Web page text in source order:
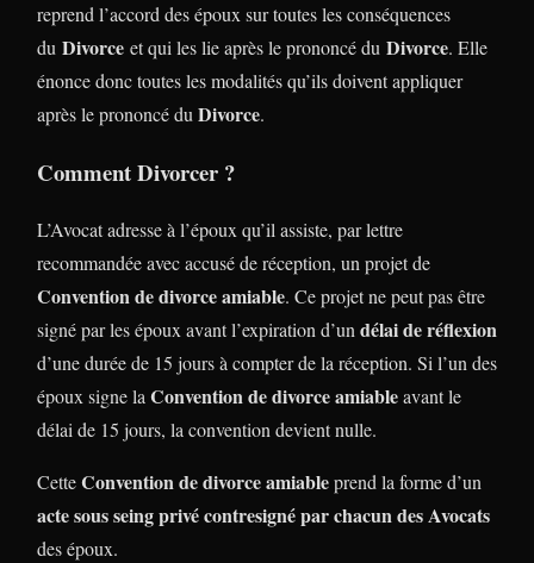
reprend l’accord des époux sur toutes les conséquences
du Divorce et qui les lie après le prononcé du Divorce. Elle
énonce donc toutes les modalités qu’ils doivent appliquer
après le prononcé du Divorce.
Comment Divorcer ?
L’Avocat adresse à l’époux qu’il assiste, par lettre
recommandée avec accusé de réception, un projet de
Convention de divorce amiable. Ce projet ne peut pas être
signé par les époux avant l’expiration d’undélai de réflexion
d’une durée de 15 jours à compter de la réception. Si l’un des
époux signe laConvention de divorce amiableavant le
délai de 15 jours, la convention devient nulle.
CetteConvention de divorce amiableprend la forme d’un
acte sous seing privé contresigné par chacun des Avocats
des époux.